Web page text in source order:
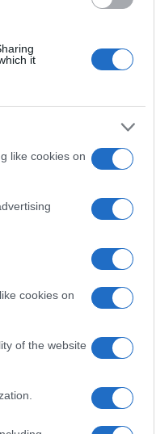
it
like cookies on
cookies on
of the website
una